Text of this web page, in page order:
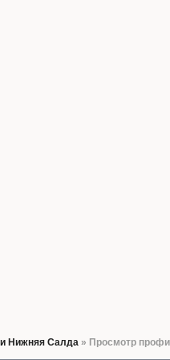
Нижняя Салда » Просмотр